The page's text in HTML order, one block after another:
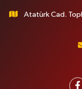
Atatürk Cad.